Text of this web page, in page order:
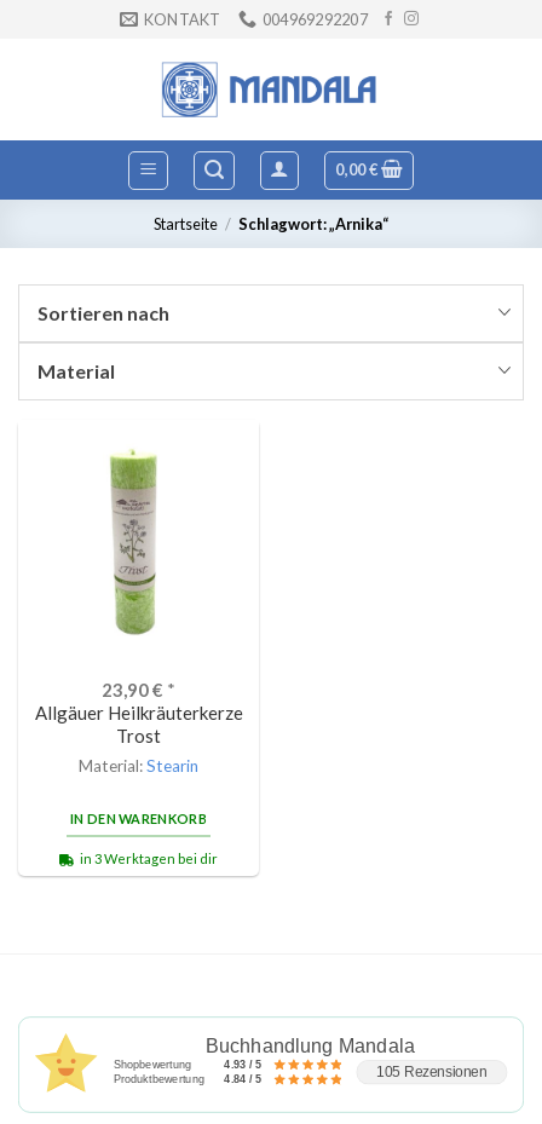
KONTAKT 004969292207
0,00€
Startseite / Schlagwort: „Arnika“
Sortieren nach
Material
23,90€ *
Allgäuer Heilkräuterkerze
Trost
Material:Stearin
IN DEN WARENKORB
in 3 Werktagen bei dir
Buchhandlung Mandala
Shopbewertung
4.93 / 5
Produktbewertung
4.84 / 5 105 Rezensionen